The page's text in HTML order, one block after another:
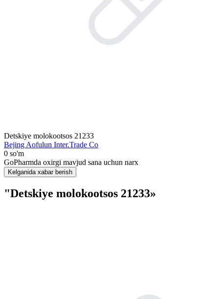
Detskiye molokootsos 21233
Bejing Aofulun Inter.Trade Co
0 so'm
GoPharmda oxirgi mavjud sana uchun narx
Kelganida xabar berish
"Detskiye molokootsos 21233»